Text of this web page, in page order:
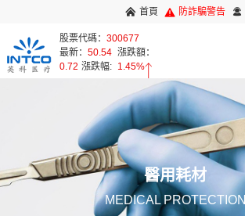
首頁 防詐騙警告
股票代碼：300677
最新：50.54 漲跌額：
0.72 漲跌幅: 1.45%
醫用耗材
MEDICAL PROTECTION